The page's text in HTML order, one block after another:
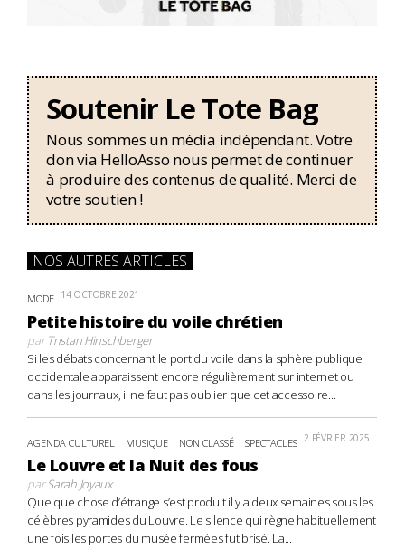
Soutenir Le Tote Bag
Nous sommes un média indépendant. Votre
don via HelloAsso nous permet de continuer
à produire des contenus de qualité. Merci de
votre soutien !
NOS AUTRES ARTICLES
MODE 14 OCTOBRE 2021
Petite histoire du voile chrétien
parTristan Hinschberger
Si les débats concernant le port du voile dans la sphère publique
occidentale apparaissent encore régulièrement sur internet ou
dans les journaux, il ne faut pas oublier que cet accessoire...
AGENDA CULTUREL MUSIQUE NON CLASSÉ SPECTACLES 2 FÉVRIER 2025
Le Louvre et la Nuit des fous
parSarah Joyaux
Quelque chose d’étrange s’est produit il y a deux semaines sous les
célèbres pyramides du Louvre. Le silence qui règne habituellement
une fois les portes du musée fermées fut brisé. La...